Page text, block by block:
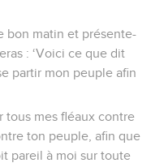
bon matin et présente-
: ‘Voici ce que dit
partir mon peuple afin
tous mes fléaux contre
ton peuple, afin que
pareil à moi sur toute